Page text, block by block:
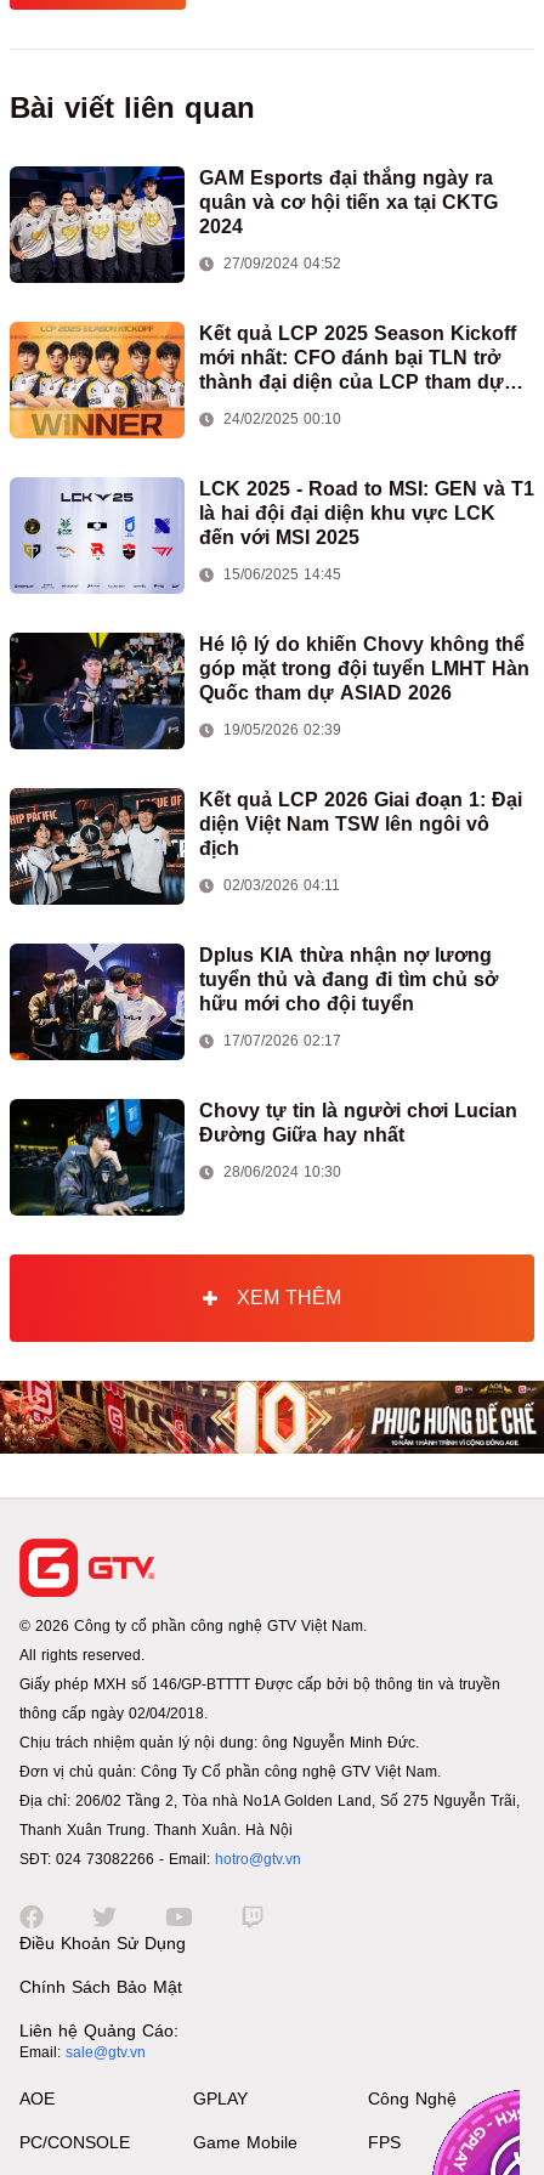
Bài viết liên quan
GAM Esports đại thắng ngày ra
quân và cơ hội tiến xa tại CKTG
2024
27/09/2024 04:52
Kết quả LCP 2025 Season Kickoff
mới nhất: CFO đánh bại TLN trở
thành đại diện của LCP tham dự
24/02/2025 00:10
LCK 2025 - Road to MSI: GEN và T1
là hai đội đại diện khu vực LCK
đến với MSI 2025
15/06/2025 14:45
Hé lộ lý do khiến Chovy không thể
góp mặt trong đội tuyển LMHT Hàn
Quốc tham dự ASIAD 2026
19/05/2026 02:39
Kết quả LCP 2026 Giai đoạn 1: Đại
diện Việt Nam TSW lên ngôi vô
địch
02/03/2026 04:11
Dplus KIA thừa nhận nợ lương
tuyển thủ và đang đi tìm chủ sở
hữu mới cho đội tuyển
17/07/2026 02:17
Chovy tự tin là người chơi Lucian
Đường Giữa hay nhất
28/06/2024 10:30
XEM THÊM
© 2026 Công ty cổ phần công nghệ GTV Việt Nam.
All rights reserved.
Giấy phép MXH số 146/GP-BTTTT Được cấp bởi bộ thông tin và truyền
thông cấp ngày 02/04/2018.
Chịu trách nhiệm quản lý nội dung: ông Nguyễn Minh Đức.
Đơn vị chủ quản: Công Ty Cổ phần công nghệ GTV Việt Nam.
Địa chỉ: 206/02 Tầng 2, Tòa nhà No1A Golden Land, Số 275 Nguyễn Trãi,
Thanh Xuân Trung. Thanh Xuân. Hà Nội
SĐT: 024 73082266 - Email: hotro@gtv.vn
Điều Khoản Sử Dụng
Chính Sách Bảo Mật
Liên hệ Quảng Cáo:
Email: sale@gtv.vn
AOE
PC/CONSOLE
GPLAY
Game Mobile
Công Nghệ
FPS